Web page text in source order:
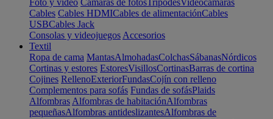
Foto y vídeo Cámaras de fotosTrípodesVideocámaras
Cables Cables HDMICables de alimentaciónCables
USBCables Jack
Consolas y videojuegos Accesorios
Textil
Ropa de cama MantasAlmohadasColchasSábanasNórdicos
Cortinas y estores EstoresVisillosCortinasBarras de cortina
Cojines RellenoExteriorFundasCojín con relleno
Complementos para sofás Fundas de sofásPlaids
Alfombras Alfombras de habitaciónAlfombras
pequeñasAlfombras antideslizantesAlfombras de